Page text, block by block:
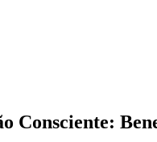
Consciente: